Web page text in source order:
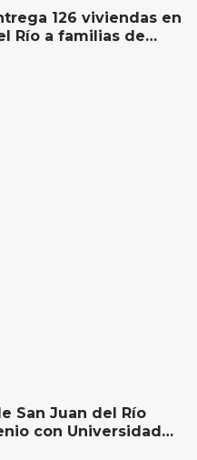
126 viviendas en
Río a familias de
San Juan del Río
con Universidad
para recibir